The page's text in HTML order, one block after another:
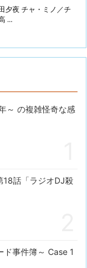
夕夜 チャ・ミノ／チ
...
～ の複雑怪奇な感
18話「ラジオDJ殺
ド事件簿～ Case 1